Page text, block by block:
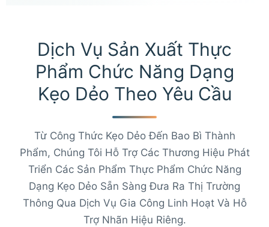
Dịch Vụ Sản Xuất Thực
Phẩm Chức Năng Dạng
Kẹo Dẻo Theo Yêu Cầu
Từ Công Thức Kẹo Dẻo Đến Bao Bì Thành
Phẩm, Chúng Tôi Hỗ Trợ Các Thương Hiệu Phát
Triển Các Sản Phẩm Thực Phẩm Chức Năng
Dạng Kẹo Dẻo Sẵn Sàng Đưa Ra Thị Trường
Thông Qua Dịch Vụ Gia Công Linh Hoạt Và Hỗ
Trợ Nhãn Hiệu Riêng.